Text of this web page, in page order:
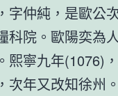
字仲純，是歐公
科院。歐陽奕為
熙寧九年(1076)
次年又改知徐州